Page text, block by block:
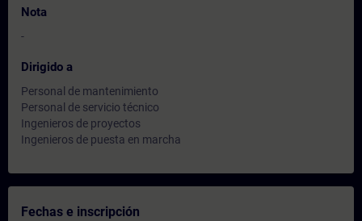
Nota
-
Dirigido a
Personal de mantenimiento
Personal de servicio técnico
Ingenieros de proyectos
Ingenieros de puesta en marcha
Fechas e inscripción